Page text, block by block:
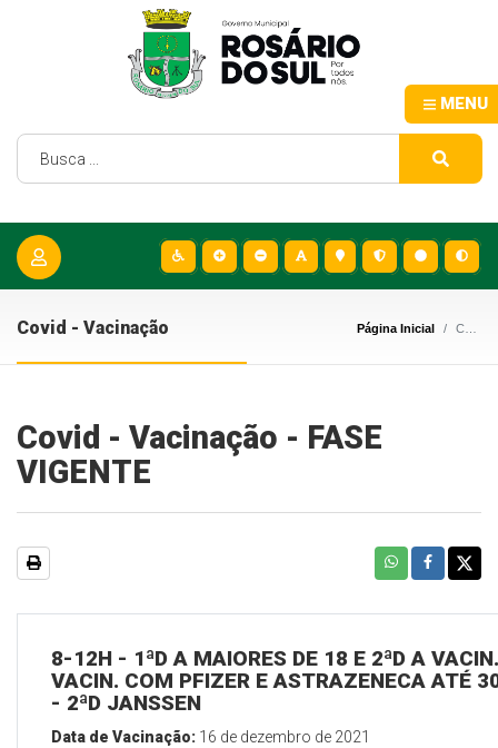
MENU
Covid - Vacinação Página Inicial Covid - Vacinação
Covid - Vacinação - FASE
VIGENTE
8-12H - 1ªD A MAIORES DE 18 E 2ªD A
VACIN. COM PFIZER E ASTRAZENECA ATÉ
- 2ªD JANSSEN
Data de Vacinação: 16 de dezembro de 2021